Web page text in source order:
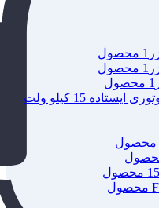
1 محصول
1 محصول
1 محصول
استابلایزر تکفاز سروو موتوری ایستاده 15 کیلو ولت